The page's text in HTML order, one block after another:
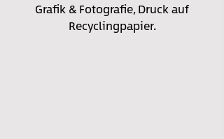
Grafik & Fotografie, Druck auf
Recyclingpapier.